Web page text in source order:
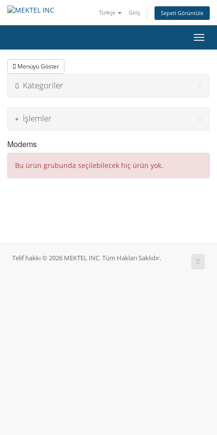
Türkçe Giriş Sepeti Görüntüle
Menüyü Göster
Kategoriler
İşlemler
Modems
Bu ürün grubunda seçilebilecek hiç ürün yok.
Telif hakkı © 2026 MEKTEL INC. Tüm Hakları Saklıdır.